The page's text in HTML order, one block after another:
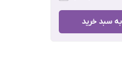
سبد خرید